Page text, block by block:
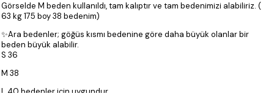
Görselde M beden kullanıldı, tam kalıptır ve tam bedenimizi alabiliriz. (
63 kg 175 boy 38 bedenim)
✨Ara bedenler; göğüs kısmı bedenine göre daha büyük olanlar bir
beden büyük alabilir.
S 36
M 38
L 40 bedenler için uygundur.